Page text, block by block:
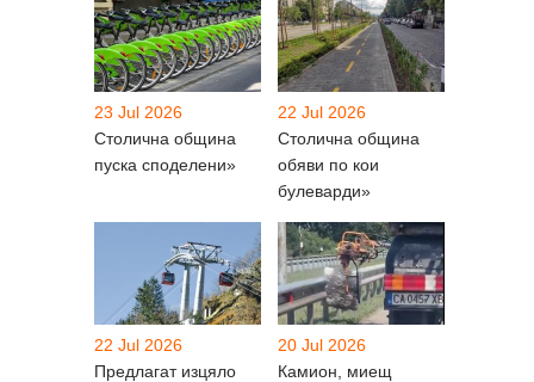
23 Jul 2026
Столична община
пуска споделени»
22 Jul 2026
Столична община
обяви по кои
булеварди»
22 Jul 2026
Предлагат изцяло
20 Jul 2026
Камион, миещ